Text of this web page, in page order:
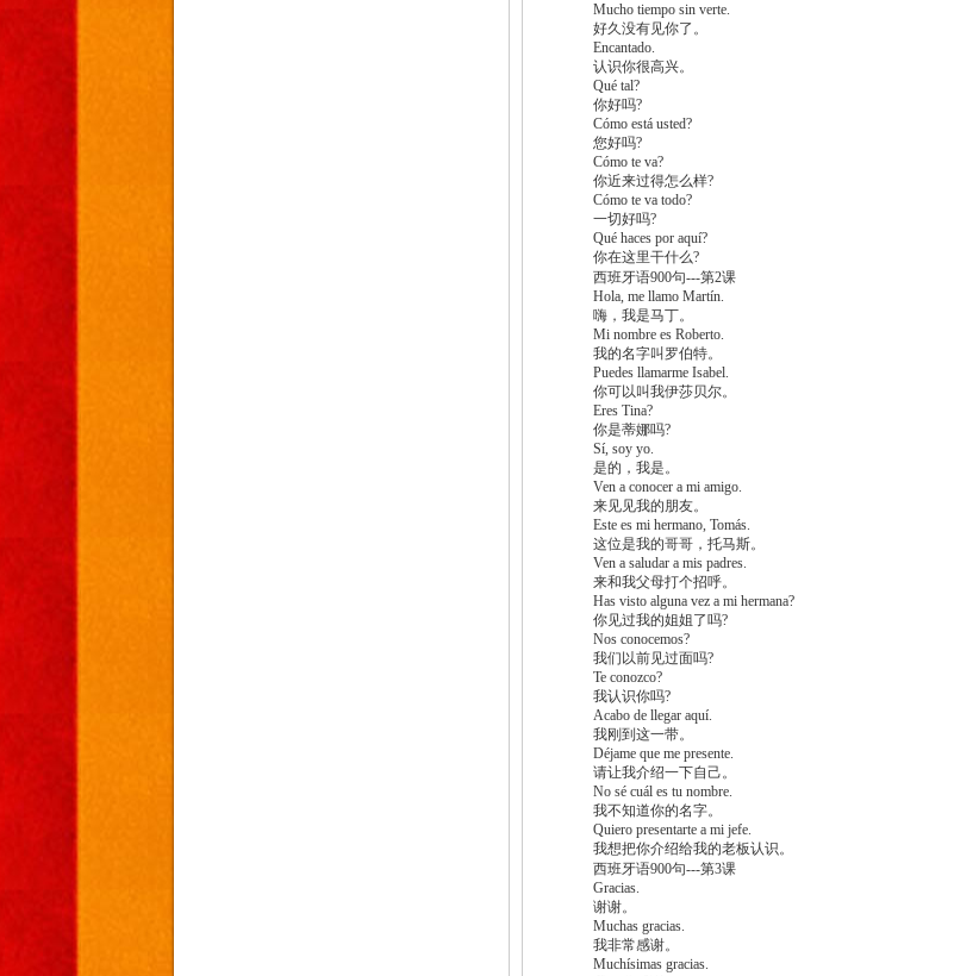
Mucho tiempo sin verte.
好久没有见你了。
Encantado.
认识你很高兴。
Qué tal?
你好吗?
Cómo está usted?
您好吗?
Cómo te va?
你近来过得怎么样?
Cómo te va todo?
一切好吗?
Qué haces por aquí?
你在这里干什么?
西班牙语900句---第2课
Hola, me llamo Martín.
嗨，我是马丁。
Mi nombre es Roberto.
我的名字叫罗伯特。
Puedes llamarme Isabel.
你可以叫我伊莎贝尔。
Eres Tina?
你是蒂娜吗?
Sí, soy yo.
是的，我是。
Ven a conocer a mi amigo.
来见见我的朋友。
Este es mi hermano, Tomás.
这位是我的哥哥，托马斯。
Ven a saludar a mis padres.
来和我父母打个招呼。
Has visto alguna vez a mi hermana?
你见过我的姐姐了吗?
Nos conocemos?
我们以前见过面吗?
Te conozco?
我认识你吗?
Acabo de llegar aquí.
我刚到这一带。
Déjame que me presente.
请让我介绍一下自己。
No sé cuál es tu nombre.
我不知道你的名字。
Quiero presentarte a mi jefe.
我想把你介绍给我的老板认识。
西班牙语900句---第3课
Gracias.
谢谢。
Muchas gracias.
我非常感谢。
Muchísimas gracias.